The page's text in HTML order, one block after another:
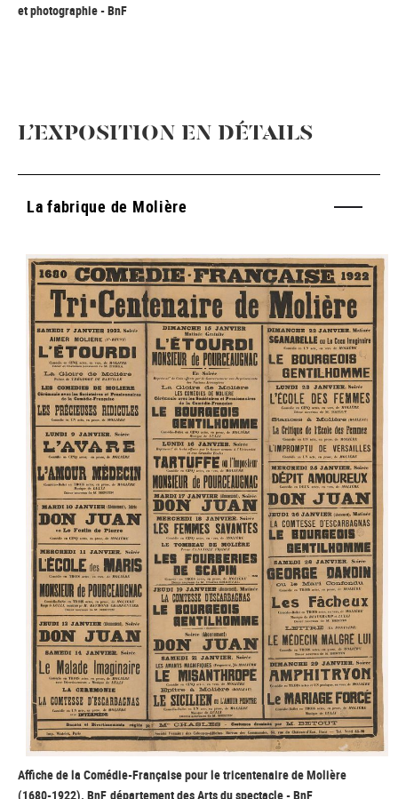
et photographie - BnF
L’EXPOSITION EN DÉTAILS
La fabrique de Molière
Affiche de la Comédie-Française pour le tricentenaire de Molière
(1680-1922). BnF, département des Arts du spectacle - BnF